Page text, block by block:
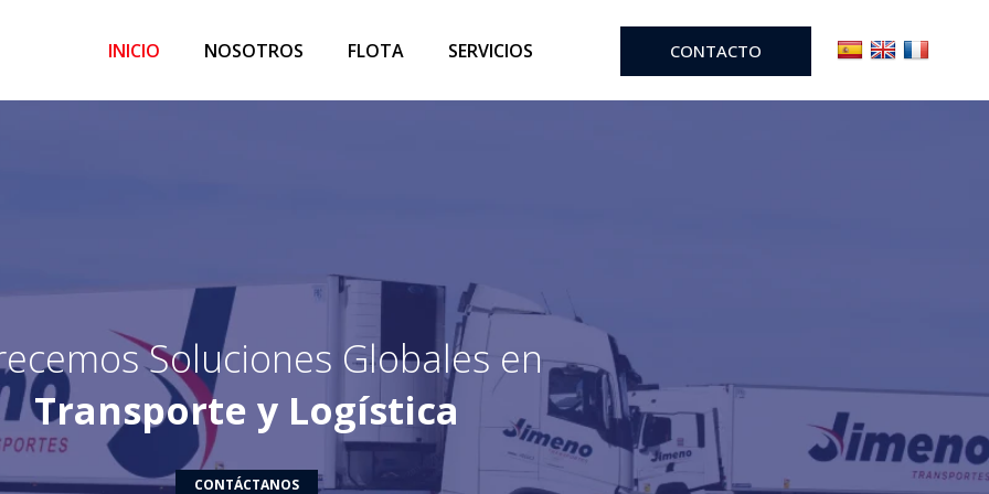
CONTACTO
INICIO NOSOTROS FLOTA SERVICIOS
Soluciones Globales en
Transporte y Logística
CONTÁCTANOS